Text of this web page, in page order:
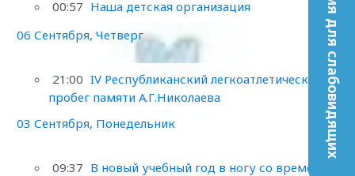
Версия для слабовидящих
00:57 Наша детская организация
06 Сентября, Четверг
21:00 IV Республиканский легкоатлетический
пробег памяти А.Г.Николаева
03 Сентября, Понедельник
09:37 В новый учебный год в ногу со временем!